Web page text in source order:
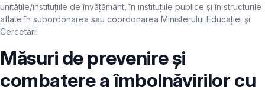
unitățile/instituțiile de învățământ, în instituțiile publice și în structurile
aflate în subordonarea sau coordonarea Ministerului Educației și
Cercetării
Măsuri de prevenire și
combatere a îmbolnăvirilor cu